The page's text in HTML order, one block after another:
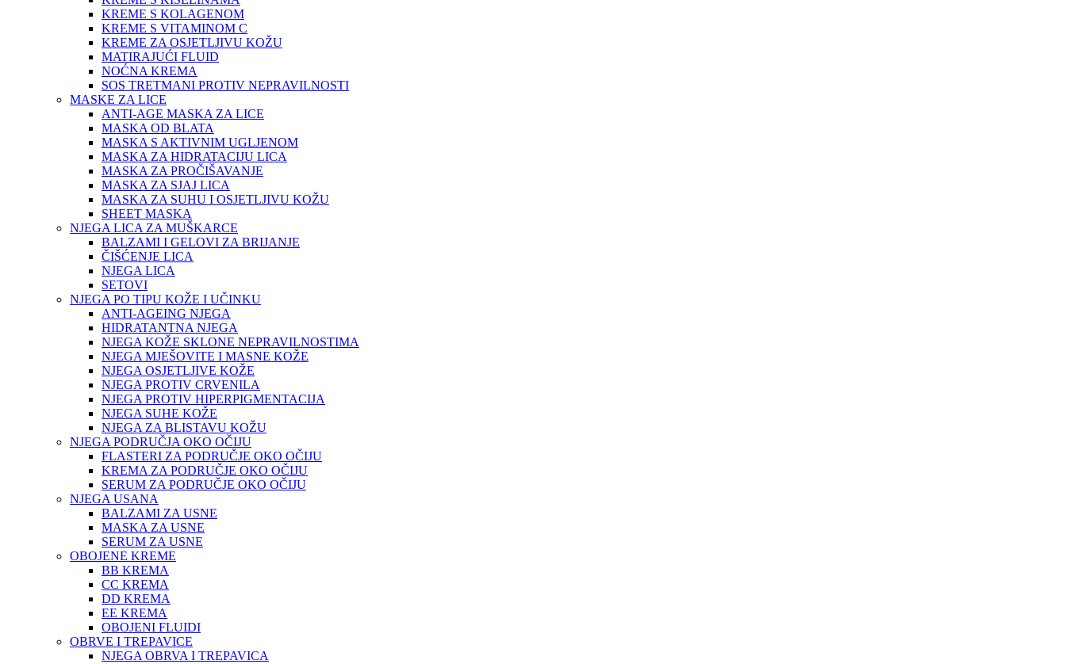
KREME S KOLAGENOM
KREME S VITAMINOM C
KREME ZA OSJETLJIVU KOŽU
MATIRAJUĆI FLUID
NOĆNA KREMA
SOS TRETMANI PROTIV NEPRAVILNOSTI
MASKE ZA LICE
ANTI-AGE MASKA ZA LICE
MASKA OD BLATA
MASKA S AKTIVNIM UGLJENOM
MASKA ZA HIDRATACIJU LICA
MASKA ZA PROČIŠAVANJE
MASKA ZA SJAJ LICA
MASKA ZA SUHU I OSJETLJIVU KOŽU
SHEET MASKA
NJEGA LICA ZA MUŠKARCE
BALZAMI I GELOVI ZA BRIJANJE
ČIŠĆENJE LICA
NJEGA LICA
SETOVI
NJEGA PO TIPU KOŽE I UČINKU
ANTI-AGEING NJEGA
HIDRATANTNA NJEGA
NJEGA KOŽE SKLONE NEPRAVILNOSTIMA
NJEGA MJEŠOVITE I MASNE KOŽE
NJEGA OSJETLJIVE KOŽE
NJEGA PROTIV CRVENILA
NJEGA PROTIV HIPERPIGMENTACIJA
NJEGA SUHE KOŽE
NJEGA ZA BLISTAVU KOŽU
NJEGA PODRUČJA OKO OČIJU
FLASTERI ZA PODRUČJE OKO OČIJU
KREMA ZA PODRUČJE OKO OČIJU
SERUM ZA PODRUČJE OKO OČIJU
NJEGA USANA
BALZAMI ZA USNE
MASKA ZA USNE
SERUM ZA USNE
OBOJENE KREME
BB KREMA
CC KREMA
DD KREMA
EE KREMA
OBOJENI FLUIDI
OBRVE I TREPAVICE
NJEGA OBRVA I TREPAVICA